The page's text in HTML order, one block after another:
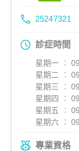
25247321
診症時間
星期一 ︰
星期二 ︰
星期三 ︰
星期四 ︰
星期五 ︰
星期六 ︰
專業資格